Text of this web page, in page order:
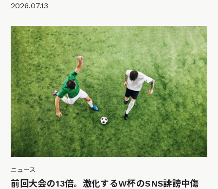
2026.07.13
ニュース
前回大会の13倍。激化するW杯のSNS誹謗中傷